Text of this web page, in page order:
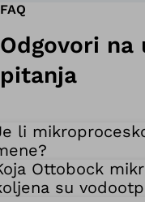
FAQ
Odgovori na
pitanja
li
Ottobock
su